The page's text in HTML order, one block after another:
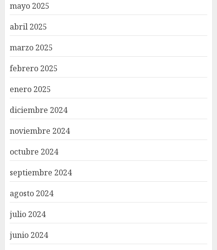
mayo 2025
abril 2025
marzo 2025
febrero 2025
enero 2025
diciembre 2024
noviembre 2024
octubre 2024
septiembre 2024
agosto 2024
julio 2024
junio 2024